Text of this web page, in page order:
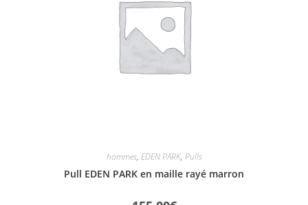
hommes, EDEN PARK, Pulls
Pull EDEN PARK en maille rayé marron